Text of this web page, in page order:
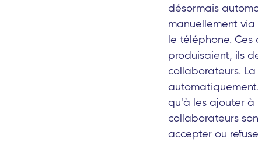
désormais
manuellement
le téléphone. Ces
produisaient, ils
collaborateurs.
automatiquement.
qu'à les ajouter à
collaborateurs
accepter ou